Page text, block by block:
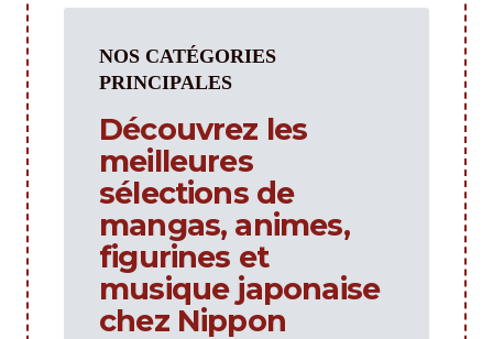
NOS CATÉGORIES
PRINCIPALES
Découvrez les
meilleures
sélections de
mangas, animes,
figurines et
musique japonaise
chez Nippon